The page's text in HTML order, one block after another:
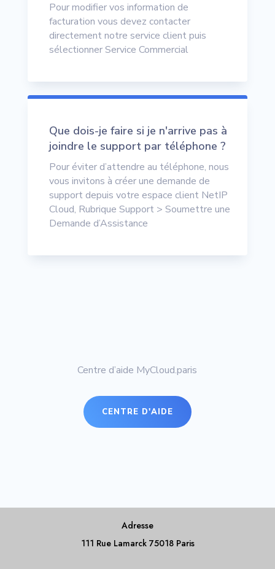
Pour modifier vos information de
facturation vous devez contacter
directement notre service client puis
sélectionner Service Commercial
Que dois-je faire si je n'arrive pas à
joindre le support par téléphone ?
Pour éviter d’attendre au téléphone, nous
vous invitons à créer une demande de
support depuis votre espace client NetIP
Cloud, Rubrique Support > Soumettre une
Demande d’Assistance
Centre d’aide MyCloud.paris
CENTRE D'AIDE
Adresse
111 Rue Lamarck 75018 Paris